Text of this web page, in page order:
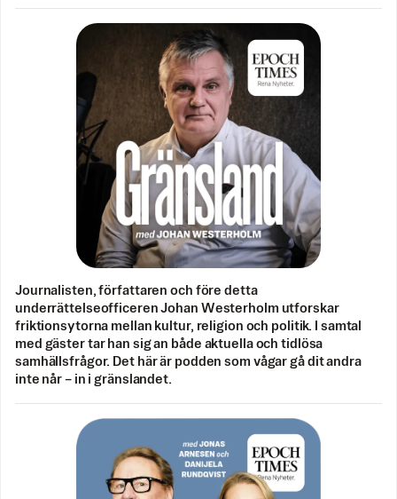
Journalisten, författaren och före detta
underrättelseofficeren Johan Westerholm utforskar
friktionsytorna mellan kultur, religion och politik. I samtal
med gäster tar han sig an både aktuella och tidlösa
samhällsfrågor. Det här är podden som vågar gå dit andra
inte når – in i gränslandet.